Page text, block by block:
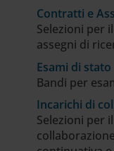
Contratti e
Selezioni per
assegni di
Esami di stato
Bandi per
Incarichi di
Selezioni per